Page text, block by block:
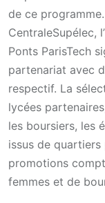
de ce
CentraleSupélec,
Ponts ParisTech
partenariat avec
respectif. La
lycées
les boursiers, les
issus de
promotions
femmes et de